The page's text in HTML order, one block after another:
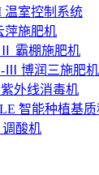
温室控制系统
萍施肥机
霸棚施肥机
Ⅲ 博润三施肥机
紫外线消毒机
智能种植基质
调酸机